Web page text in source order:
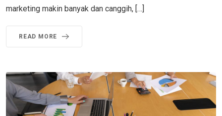
marketing makin banyak dan canggih, […]
READ MORE